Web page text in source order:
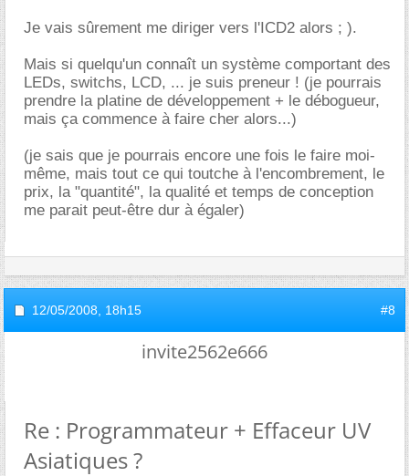
Je vais sûrement me diriger vers l'ICD2 alors ; ).
Mais si quelqu'un connaît un système comportant des
LEDs, switchs, LCD, ... je suis preneur ! (je pourrais
prendre la platine de développement + le débogueur,
mais ça commence à faire cher alors...)
(je sais que je pourrais encore une fois le faire moi-
même, mais tout ce qui toutche à l'encombrement, le
prix, la "quantité", la qualité et temps de conception
me parait peut-être dur à égaler)
12/05/2008, 18h15 #8
invite2562e666
Re : Programmateur + Effaceur UV
Asiatiques ?